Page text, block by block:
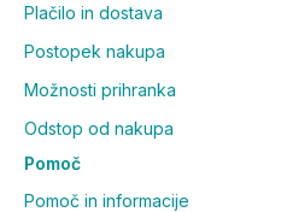
Plačilo in dostava
Postopek nakupa
Možnosti prihranka
Odstop od nakupa
Pomoč
Pomoč in informacije